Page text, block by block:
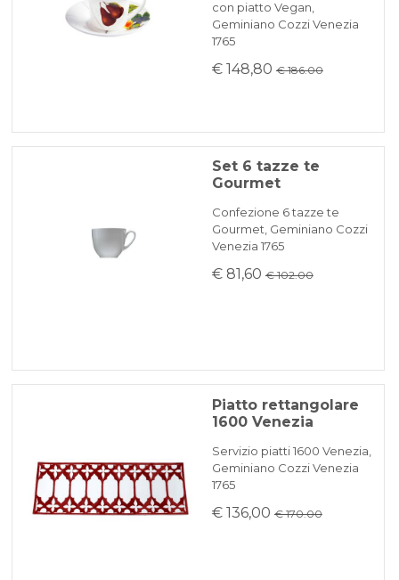
con piatto Vegan,
Geminiano Cozzi Venezia
1765
€ 148,80 € 186.00
Set 6 tazze te
Gourmet
Confezione 6 tazze te
Gourmet, Geminiano Cozzi
Venezia 1765
€ 81,60 € 102.00
Piatto rettangolare
1600 Venezia
Servizio piatti 1600 Venezia,
Geminiano Cozzi Venezia
1765
€ 136,00 € 170.00